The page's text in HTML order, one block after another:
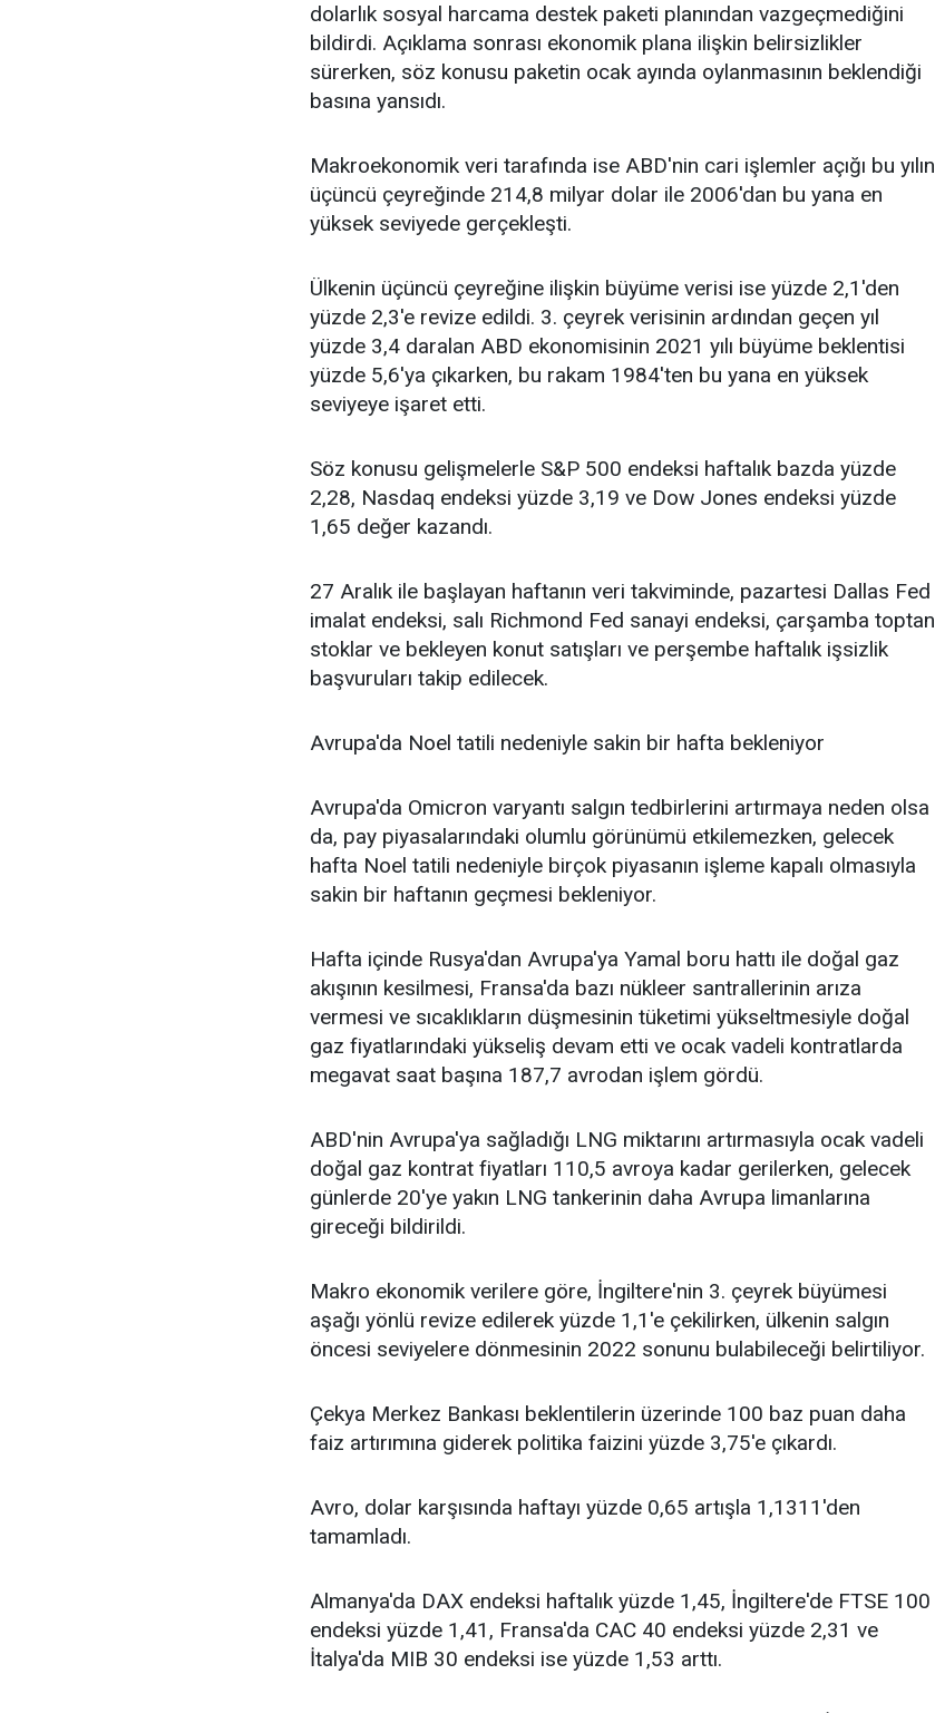
dolarlık sosyal harcama destek paketi planından vazgeçmediğini
bildirdi. Açıklama sonrası ekonomik plana ilişkin belirsizlikler
sürerken, söz konusu paketin ocak ayında oylanmasının beklendiği
basına yansıdı.
Makroekonomik veri tarafında ise ABD'nin cari işlemler açığı bu yılın
üçüncü çeyreğinde 214,8 milyar dolar ile 2006'dan bu yana en
yüksek seviyede gerçekleşti.
Ülkenin üçüncü çeyreğine ilişkin büyüme verisi ise yüzde 2,1'den
yüzde 2,3'e revize edildi. 3. çeyrek verisinin ardından geçen yıl
yüzde 3,4 daralan ABD ekonomisinin 2021 yılı büyüme beklentisi
yüzde 5,6'ya çıkarken, bu rakam 1984'ten bu yana en yüksek
seviyeye işaret etti.
Söz konusu gelişmelerle S&P 500 endeksi haftalık bazda yüzde
2,28, Nasdaq endeksi yüzde 3,19 ve Dow Jones endeksi yüzde
1,65 değer kazandı.
27 Aralık ile başlayan haftanın veri takviminde, pazartesi Dallas Fed
imalat endeksi, salı Richmond Fed sanayi endeksi, çarşamba toptan
stoklar ve bekleyen konut satışları ve perşembe haftalık işsizlik
başvuruları takip edilecek.
Avrupa'da Noel tatili nedeniyle sakin bir hafta bekleniyor
Avrupa'da Omicron varyantı salgın tedbirlerini artırmaya neden olsa
da, pay piyasalarındaki olumlu görünümü etkilemezken, gelecek
hafta Noel tatili nedeniyle birçok piyasanın işleme kapalı olmasıyla
sakin bir haftanın geçmesi bekleniyor.
Hafta içinde Rusya'dan Avrupa'ya Yamal boru hattı ile doğal gaz
akışının kesilmesi, Fransa'da bazı nükleer santrallerinin arıza
vermesi ve sıcaklıkların düşmesinin tüketimi yükseltmesiyle doğal
gaz fiyatlarındaki yükseliş devam etti ve ocak vadeli kontratlarda
megavat saat başına 187,7 avrodan işlem gördü.
ABD'nin Avrupa'ya sağladığı LNG miktarını artırmasıyla ocak vadeli
doğal gaz kontrat fiyatları 110,5 avroya kadar gerilerken, gelecek
günlerde 20'ye yakın LNG tankerinin daha Avrupa limanlarına
gireceği bildirildi.
Makro ekonomik verilere göre, İngiltere'nin 3. çeyrek büyümesi
aşağı yönlü revize edilerek yüzde 1,1'e çekilirken, ülkenin salgın
öncesi seviyelere dönmesinin 2022 sonunu bulabileceği belirtiliyor.
Çekya Merkez Bankası beklentilerin üzerinde 100 baz puan daha
faiz artırımına giderek politika faizini yüzde 3,75'e çıkardı.
Avro, dolar karşısında haftayı yüzde 0,65 artışla 1,1311'den
tamamladı.
Almanya'da DAX endeksi haftalık yüzde 1,45, İngiltere'de FTSE 100
endeksi yüzde 1,41, Fransa'da CAC 40 endeksi yüzde 2,31 ve
İtalya'da MIB 30 endeksi ise yüzde 1,53 arttı.